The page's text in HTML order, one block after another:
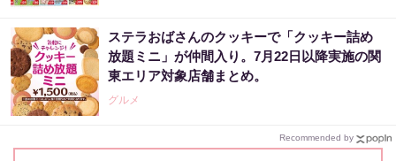
ステラおばさんのクッキーで「クッキー詰め
放題ミニ」が仲間入り。7月22日以降実施の関
東エリア対象店舗まとめ。
グルメ
Recommended by